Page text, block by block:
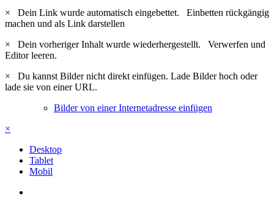
×
Dein Link wurde automatisch eingebettet. Einbetten rückgängig
machen und als Link darstellen
×
Dein vorheriger Inhalt wurde wiederhergestellt. Verwerfen und
Editor leeren.
×
Du kannst Bilder nicht direkt einfügen. Lade Bilder hoch oder
lade sie von einer URL.
Bilder von einer Internetadresse einfügen
×
Desktop
Tablet
Mobil